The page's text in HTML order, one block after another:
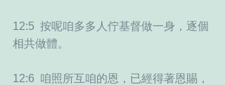
12:5  按呢咱多多人佇基督做一身，逐個
相共做體。
12:6  咱照所互咱的恩，已經得著恩賜，